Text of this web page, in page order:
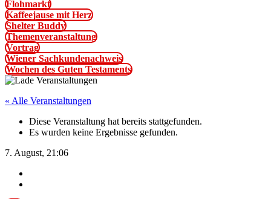
Flohmarkt
Kaffeejause mit Herz
Shelter Buddy
Themenveranstaltung
Vortrag
Wiener Sachkundenachweis
Wochen des Guten Testaments
« Alle Veranstaltungen
Diese Veranstaltung hat bereits stattgefunden.
Es wurden keine Ergebnisse gefunden.
7. August, 21:06